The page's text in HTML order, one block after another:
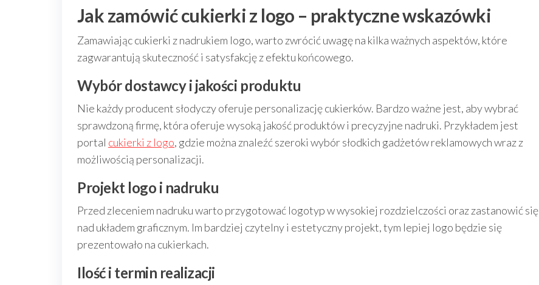
Jak zamówić cukierki z logo – praktyczne wskazówki
Zamawiając cukierki z nadrukiem logo, warto zwrócić uwagę na kilka ważnych aspektów, które
zagwarantują skuteczność i satysfakcję z efektu końcowego.
Wybór dostawcy i jakości produktu
Nie każdy producent słodyczy oferuje personalizację cukierków. Bardzo ważne jest, aby wybrać
sprawdzoną firmę, która oferuje wysoką jakość produktów i precyzyjne nadruki. Przykładem jest
portal cukierki z logo, gdzie można znaleźć szeroki wybór słodkich gadżetów reklamowych wraz z
możliwością personalizacji.
Projekt logo i nadruku
Przed zleceniem nadruku warto przygotować logotyp w wysokiej rozdzielczości oraz zastanowić się
nad układem graficznym. Im bardziej czytelny i estetyczny projekt, tym lepiej logo będzie się
prezentowało na cukierkach.
Ilość i termin realizacji